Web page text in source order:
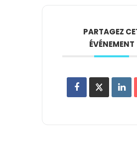
PARTAGEZ
ÉVÉNEMENT